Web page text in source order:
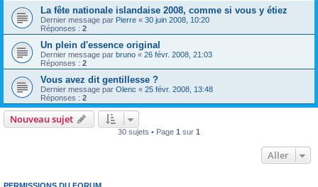
La fête nationale islandaise 2008, comme si vous y étiez
Dernier message par Pierre « 30 juin 2008, 10:20
Réponses : 2
Un plein d'essence original
Dernier message par bruno « 26 févr. 2008, 21:03
Réponses : 2
Vous avez dit gentillesse ?
Dernier message par Olenc « 25 févr. 2008, 13:48
Réponses : 2
Nouveau sujet
30 sujets • Page 1 sur 1
Aller